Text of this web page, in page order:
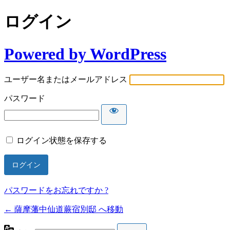
ログイン
Powered by WordPress
ユーザー名またはメールアドレス
パスワード
ログイン状態を保存する
パスワードをお忘れですか ?
← 薩摩藩中仙道蕨宿別邸 へ移動